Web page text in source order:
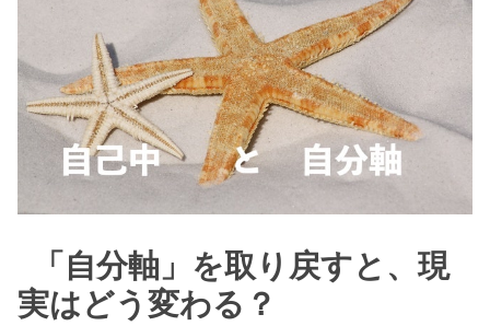
「自分軸」を取り戻すと、現
実はどう変わる？